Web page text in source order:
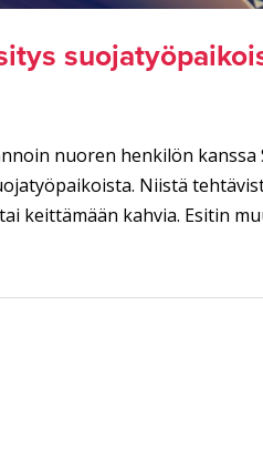
nuoren henkilön
Niistä
keittämään kahvia. Esitin